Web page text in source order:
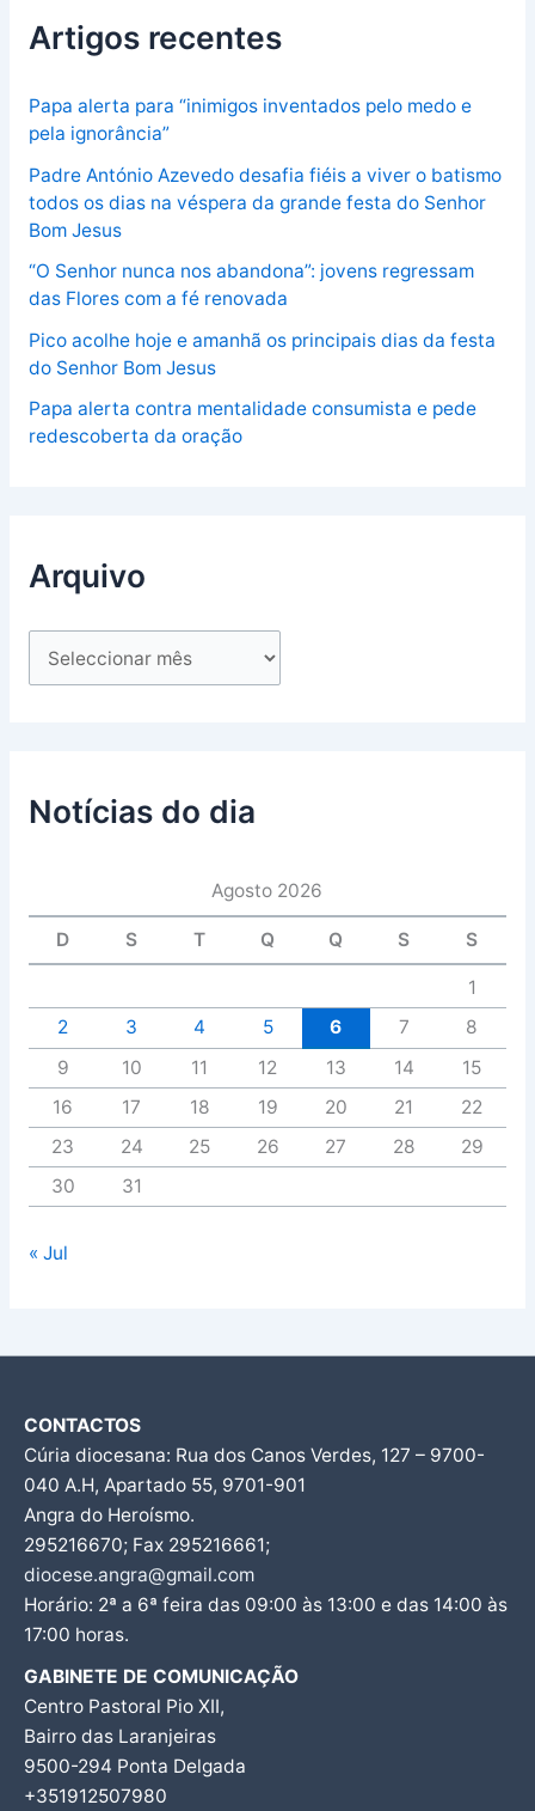
Artigos recentes
Papa alerta para “inimigos inventados pelo medo e
pela ignorância”
Padre António Azevedo desafia fiéis a viver o batismo
todos os dias na véspera da grande festa do Senhor
Bom Jesus
“O Senhor nunca nos abandona”: jovens regressam
das Flores com a fé renovada
Pico acolhe hoje e amanhã os principais dias da festa
do Senhor Bom Jesus
Papa alerta contra mentalidade consumista e pede
redescoberta da oração
Arquivo
Notícias do dia
Agosto 2026
D S T Q Q S S
1
2
3 4 5 6 7
8
9
10 11 12 13 14
15
16
17 18 19 20 21
22
23
24 25 26 27 28
29
30
31
« Jul
CONTACTOS
Cúria diocesana: Rua dos Canos Verdes, 127 – 9700-
040 A.H, Apartado 55, 9701-901
Angra do Heroísmo.
295216670; Fax 295216661;
diocese.angra@gmail.com
Horário: 2ª a 6ª feira das 09:00 às 13:00 e das 14:00 às
17:00 horas.
GABINETE DE COMUNICAÇÃO
Centro Pastoral Pio XII,
Bairro das Laranjeiras
9500-294 Ponta Delgada
+351912507980